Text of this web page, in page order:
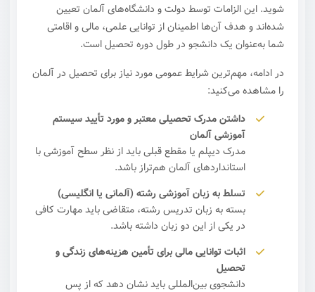
شوید. این الزامات توسط دولت و دانشگاه‌های آلمان تعیین
شده‌اند و هدف آن‌ها اطمینان از توانایی علمی، مالی و اقامتی
شما به‌عنوان یک دانشجو در طول دوره تحصیل است.
در ادامه، مهم‌ترین شرایط عمومی مورد نیاز برای تحصیل در آلمان
را مشاهده می‌کنید:
داشتن مدرک تحصیلی معتبر و مورد تأیید سیستم
آموزشی آلمان
مدرک دیپلم یا مقطع قبلی باید از نظر سطح آموزشی با
استانداردهای آلمان هم‌تراز باشد.
تسلط به زبان آموزشی رشته (آلمانی یا انگلیسی)
بسته به زبان تدریس رشته، متقاضی باید مهارت کافی
در یکی از این دو زبان داشته باشد.
اثبات توانایی مالی برای تأمین هزینه‌های زندگی و
تحصیل
دانشجوی بین‌المللی باید نشان دهد که از پس